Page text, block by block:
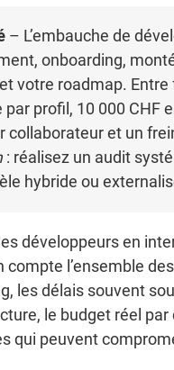
– L’embauche de
onboarding,
votre roadmap. Entre
par profil, 10 000 CHF
collaborateur et un
: réalisez un audit
hybride ou
développeurs en
compte l’ensemble
les délais souvent
le budget réel
qui peuvent